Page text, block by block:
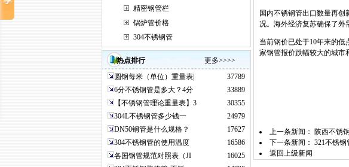
精密钢管栏
锅炉管价格
304不锈钢管
热点排行
更多>>>>
圆钢每米（单位）重量表|
37789
6分不锈钢管是多大？4分
33889
【不锈钢管理论重量表】3
30355
304L不锈钢管多少钱一
24979
DN50钢管是什么规格？
17627
304不锈钢管的使用温度
16586
各国钢管规范对照表（JI
16025
国内不锈钢管出口数量再
况。海外经济复苏确保了外
当前钢价已处于10年来的
家钢管报价跌幅较大的城市
上一条新闻：
陕西不锈
下一条新闻： 321不锈
返回上级新闻